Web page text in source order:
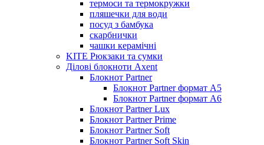
термоси та термокружки
пляшечки для води
посуд з бамбука
скарбнички
чашки керамічні
KITE Рюкзаки та сумки
Ділові блокноти Axent
Блокнот Partner
Блокнот Partner формат А5
Блокнот Partner формат А6
Блокнот Partner Lux
Блокнот Partner Prime
Блокнот Partner Soft
Блокнот Partner Soft Skin